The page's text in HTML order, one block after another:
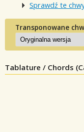
Sprawdź te
Transponowane
Tablature / Chords